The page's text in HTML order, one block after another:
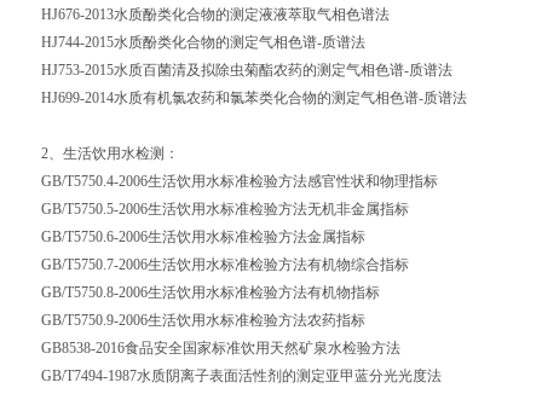
HJ676-2013水质酚类化合物的测定液液萃取气相色谱法
HJ744-2015水质酚类化合物的测定气相色谱-质谱法
HJ753-2015水质百菌清及拟除虫菊酯农药的测定气相色谱-质谱法
HJ699-2014水质有机氯农药和氯苯类化合物的测定气相色谱-质谱法
2、生活饮用水检测：
GB/T5750.4-2006生活饮用水标准检验方法感官性状和物理指标
GB/T5750.5-2006生活饮用水标准检验方法无机非金属指标
GB/T5750.6-2006生活饮用水标准检验方法金属指标
GB/T5750.7-2006生活饮用水标准检验方法有机物综合指标
GB/T5750.8-2006生活饮用水标准检验方法有机物指标
GB/T5750.9-2006生活饮用水标准检验方法农药指标
GB8538-2016食品安全国家标准饮用天然矿泉水检验方法
GB/T7494-1987水质阴离子表面活性剂的测定亚甲蓝分光光度法